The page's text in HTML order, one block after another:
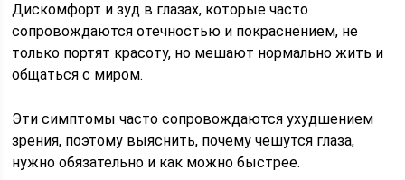
Дискомфорт и зуд в глазах, которые часто
сопровождаются отечностью и покраснением, не
только портят красоту, но мешают нормально жить и
общаться с миром.
Эти симптомы часто сопровождаются ухудшением
зрения, поэтому выяснить, почему чешутся глаза,
нужно обязательно и как можно быстрее.